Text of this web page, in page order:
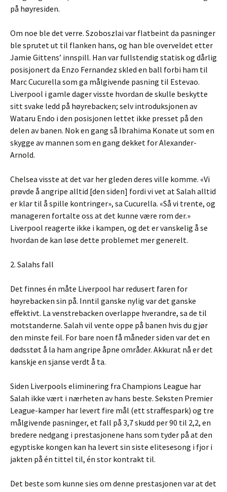
på høyresiden.
Om noe ble det verre. Szoboszlai var flatbeint da pasninger
ble sprutet ut til flanken hans, og han ble overveldet etter
Jamie Gittens’ innspill. Han var fullstendig statisk og dårlig
posisjonert da Enzo Fernandez skled en ball forbi ham til
Marc Cucurella som ga målgivende pasning til Estevao.
Liverpool i gamle dager visste hvordan de skulle beskytte
sitt svake ledd på høyrebacken; selv introduksjonen av
Wataru Endo i den posisjonen lettet ikke presset på den
delen av banen. Nok en gang så Ibrahima Konate ut som en
skygge av mannen som en gang dekket for Alexander-
Arnold.
Chelsea visste at det var her gleden deres ville komme. «Vi
prøvde å angripe alltid [den siden] fordi vi vet at Salah alltid
er klar til å spille kontringer», sa Cucurella. «Så vi trente, og
manageren fortalte oss at det kunne være rom der.»
Liverpool reagerte ikke i kampen, og det er vanskelig å se
hvordan de kan løse dette problemet mer generelt.
2. Salahs fall
Det finnes én måte Liverpool har redusert faren for
høyrebacken sin på. Inntil ganske nylig var det ganske
effektivt. La venstrebacken overlappe hverandre, sa de til
motstanderne. Salah vil vente oppe på banen hvis du gjør
den minste feil. For bare noen få måneder siden var det en
dødsstøt å la ham angripe åpne områder. Akkurat nå er det
kanskje en sjanse verdt å ta.
Siden Liverpools eliminering fra Champions League har
Salah ikke vært i nærheten av hans beste. Seksten Premier
League-kamper har levert fire mål (ett straffespark) og tre
målgivende pasninger, et fall på 3,7 skudd per 90 til 2,2, en
bredere nedgang i prestasjonene hans som tyder på at den
egyptiske kongen kan ha levert sin siste elitesesong i fjor i
jakten på én tittel til, én stor kontrakt til.
Det beste som kunne sies om denne prestasjonen var at det